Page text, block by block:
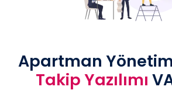
Apartman
Takip Yazılımı